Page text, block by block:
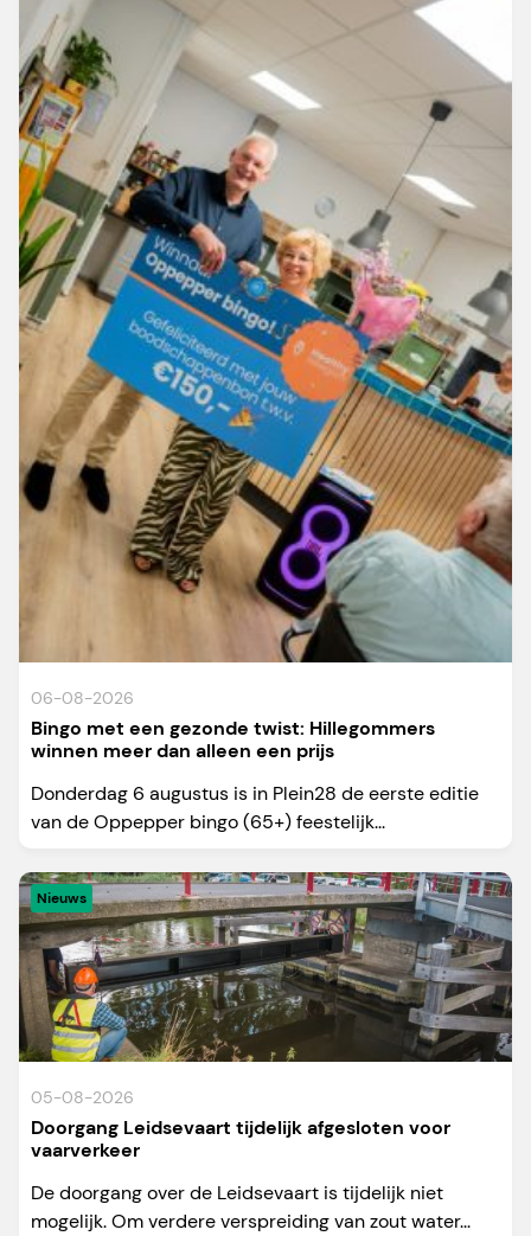
06-08-2026
Bingo met een gezonde twist: Hillegommers
winnen meer dan alleen een prijs
Donderdag 6 augustus is in Plein28 de eerste editie
van de Oppepper bingo (65+) feestelijk...
Nieuws
05-08-2026
Doorgang Leidsevaart tijdelijk afgesloten voor
vaarverkeer
De doorgang over de Leidsevaart is tijdelijk niet
mogelijk. Om verdere verspreiding van zout water...